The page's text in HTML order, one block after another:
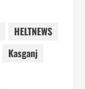
HELTNEWS
Kasganj